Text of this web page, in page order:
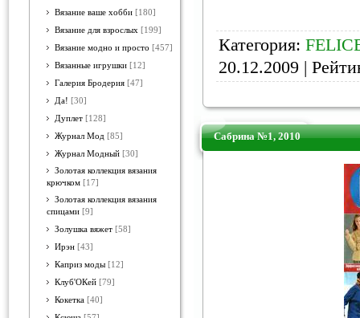
Вязание ваше хобби [180]
Вязание для взрослых [199]
Вязание модно и просто [457]
Вязанные игрушки [12]
Галерия Бродерия [47]
Да! [30]
Дуплет [128]
Журнал Мод [85]
Журнал Модный [30]
Золотая коллекция вязания
крючком [17]
Золотая коллекция вязания
спицами [9]
Золушка вяжет [58]
Ирэн [43]
Каприз моды [12]
Клуб'ОКей [79]
Кокетка [40]
Категория:
20.12.2009 |
Сабрина №1, 2010